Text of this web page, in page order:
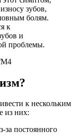
зубов,
болям.
к
и
проблемы.
к нескольким
из них:
за постоянного